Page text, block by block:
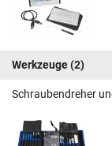
Werkzeuge(2)
Schraubendreher